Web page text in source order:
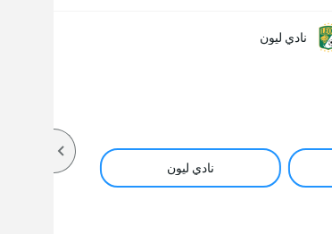
نادي ليون
نادي ليون